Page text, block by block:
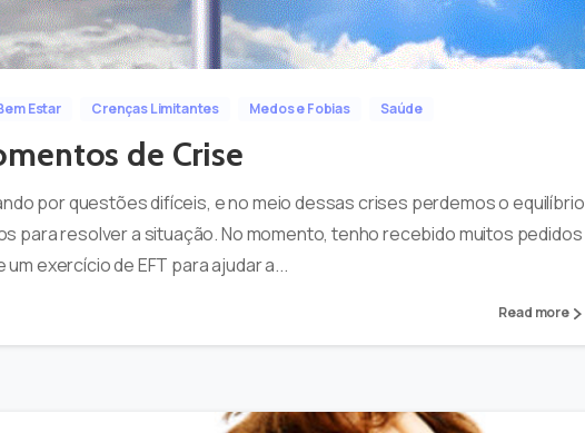
0 -
Estar Crenças Limitantes Medos e Fobias Saúde
de Crise
por questões difíceis, e no meio dessas crises perdemos o equilíbrio
para resolver a situação. No momento, tenho recebido muitos pedidos
exercício de EFT para ajudar a...
Read more